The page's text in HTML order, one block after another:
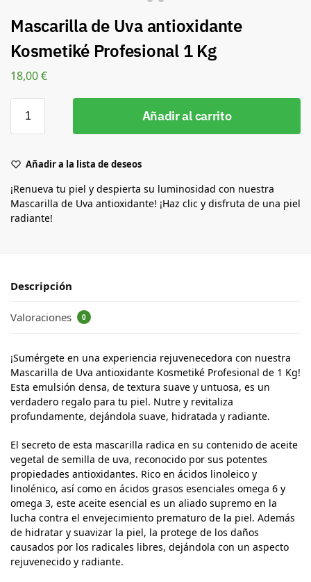
Mascarilla de Uva antioxidante
Kosmetiké Profesional 1 Kg
18,00€
Añadir al carrito
Añadir a la lista de deseos
¡Renueva tu piel y despierta su luminosidad con nuestra
Mascarilla de Uva antioxidante! ¡Haz clic y disfruta de una piel
radiante!
Descripción
Valoraciones 0
¡Sumérgete en una experiencia rejuvenecedora con nuestra
Mascarilla de Uva antioxidante Kosmetiké Profesional de 1 Kg!
Esta emulsión densa, de textura suave y untuosa, es un
verdadero regalo para tu piel. Nutre y revitaliza
profundamente, dejándola suave, hidratada y radiante.
El secreto de esta mascarilla radica en su contenido de aceite
vegetal de semilla de uva, reconocido por sus potentes
propiedades antioxidantes. Rico en ácidos linoleico y
linolénico, así como en ácidos grasos esenciales omega 6 y
omega 3, este aceite esencial es un aliado supremo en la
lucha contra el envejecimiento prematuro de la piel. Además
de hidratar y suavizar la piel, la protege de los daños
causados por los radicales libres, dejándola con un aspecto
rejuvenecido y radiante.